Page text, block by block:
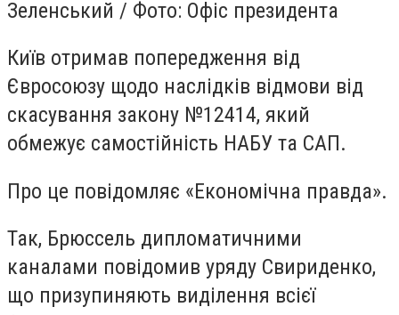
Зеленський / Фото: Офіс президента
Київ отримав попередження від
Євросоюзу щодо наслідків відмови від
скасування закону №12414, який
обмежує самостійність НАБУ та САП.
Про це повідомляє «Економічна правда».
Так, Брюссель дипломатичними
каналами повідомив уряду Свириденко,
що призупиняють виділення всієї